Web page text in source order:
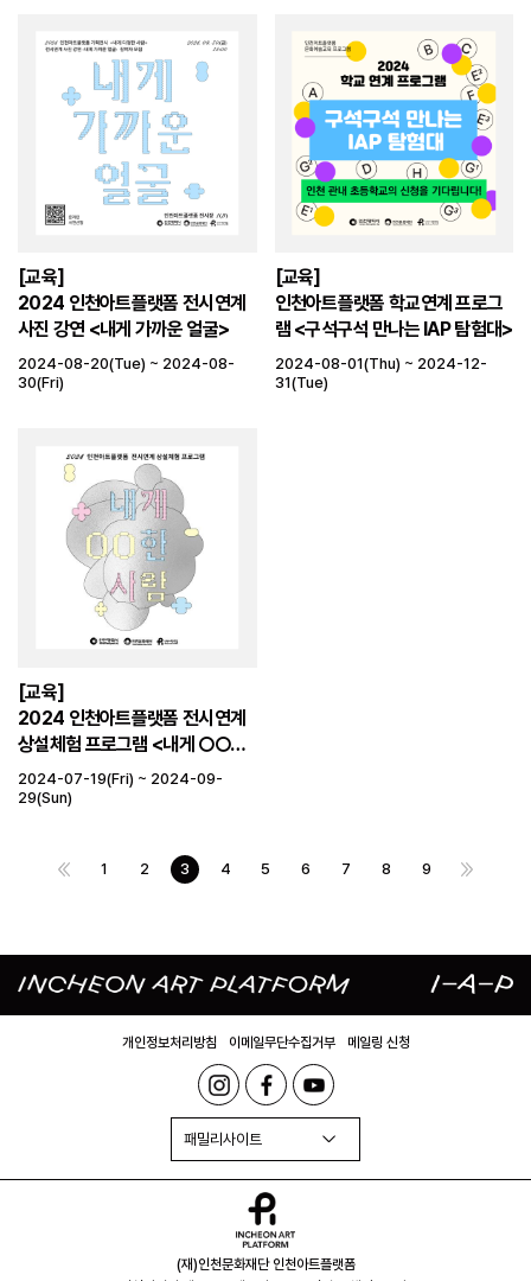
[교육]
2024 인천아트플랫폼 전시연계
사진 강연 <내게 가까운 얼굴>
2024-08-20(Tue) ~ 2024-08-
30(Fri)
[교육]
인천아트플랫폼 학교연계 프로그
램 <구석구석 만나는 IAP 탐험대>
2024-08-01(Thu) ~ 2024-12-
31(Tue)
[교육]
2024 인천아트플랫폼 전시연계
상설체험 프로그램 <내게 ○○한
사람>
2024-07-19(Fri) ~ 2024-09-
29(Sun)
1 2 3 4 5 6 7 8 9
개인정보처리방침 이메일무단수집거부 메일링 신청
패밀리사이트
(재)인천문화재단 인천아트플랫폼